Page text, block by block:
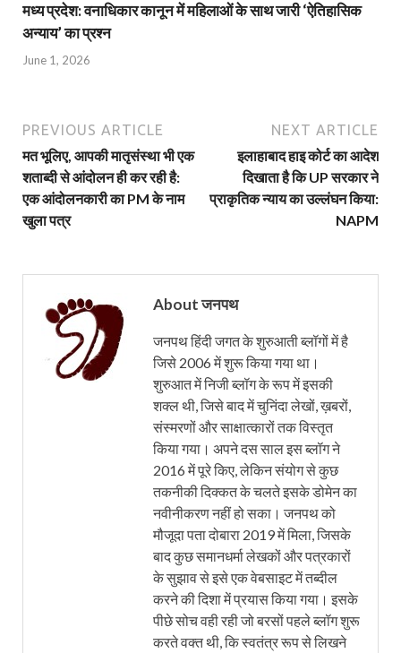
मध्य प्रदेश: वनाधिकार कानून में महिलाओं के साथ जारी ‘ऐतिहासिक
अन्याय’ का प्रश्न
June 1, 2026
PREVIOUS ARTICLE
मत भूलिए, आपकी मातृसंस्था भी एक
शताब्दी से आंदोलन ही कर रही है:
एक आंदोलनकारी का PM के नाम
खुला पत्र
NEXT ARTICLE
इलाहाबाद हाइ कोर्ट का आदेश
दिखाता है कि UP सरकार ने
प्राकृतिक न्याय का उल्लंघन किया:
NAPM
About जनपथ
जनपथ हिंदी जगत के शुरुआती ब्लॉगों में है
जिसे 2006 में शुरू किया गया था।
शुरुआत में निजी ब्लॉग के रूप में इसकी
शक्ल थी, जिसे बाद में चुनिंदा लेखों, ख़बरों,
संस्मरणों और साक्षात्कारों तक विस्तृत
किया गया। अपने दस साल इस ब्लॉग ने
2016 में पूरे किए, लेकिन संयोग से कुछ
तकनीकी दिक्कत के चलते इसके डोमेन का
नवीनीकरण नहीं हो सका। जनपथ को
मौजूदा पता दोबारा 2019 में मिला, जिसके
बाद कुछ समानधर्मा लेखकों और पत्रकारों
के सुझाव से इसे एक वेबसाइट में तब्दील
करने की दिशा में प्रयास किया गया। इसके
पीछे सोच वही रही जो बरसों पहले ब्लॉग शुरू
करते वक्त थी, कि स्वतंत्र रूप से लिखने